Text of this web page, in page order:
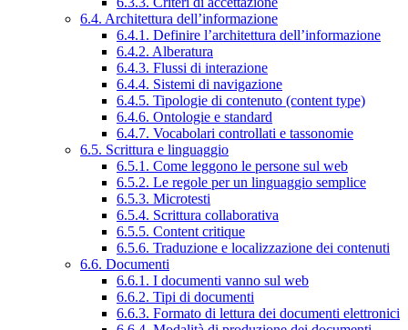
6.4. Architettura dell’informazione
6.4.1. Definire l’architettura dell’informazione
6.4.2. Alberatura
6.4.3. Flussi di interazione
6.4.4. Sistemi di navigazione
6.4.5. Tipologie di contenuto (content type)
6.4.6. Ontologie e standard
6.4.7. Vocabolari controllati e tassonomie
6.5. Scrittura e linguaggio
6.5.1. Come leggono le persone sul web
6.5.2. Le regole per un linguaggio semplice
6.5.3. Microtesti
6.5.4. Scrittura collaborativa
6.5.5. Content critique
6.5.6. Traduzione e localizzazione dei contenuti
6.6. Documenti
6.6.1. I documenti vanno sul web
6.6.2. Tipi di documenti
6.6.3. Formato di lettura dei documenti elettronici